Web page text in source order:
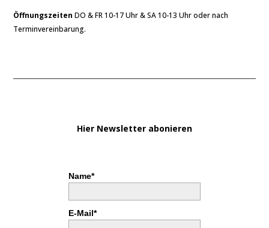
Öffnungszeiten DO & FR 10-17 Uhr & SA 10-13 Uhr oder nach
Terminvereinbarung.
Hier Newsletter abonieren
Name*
E-Mail*